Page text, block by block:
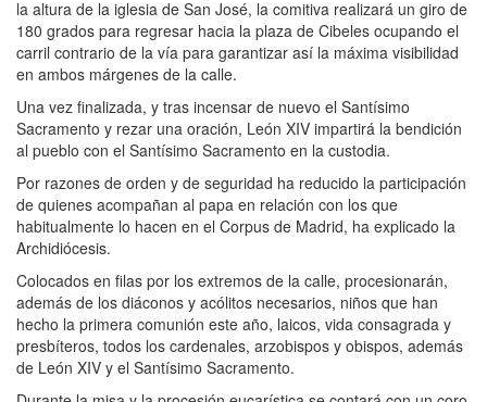
la altura de la iglesia de San José, la comitiva realizará un giro de
180 grados para regresar hacia la plaza de Cibeles ocupando el
carril contrario de la vía para garantizar así la máxima visibilidad
en ambos márgenes de la calle.
Una vez finalizada, y tras incensar de nuevo el Santísimo
Sacramento y rezar una oración, León XIV impartirá la bendición
al pueblo con el Santísimo Sacramento en la custodia.
Por razones de orden y de seguridad ha reducido la participación
de quienes acompañan al papa en relación con los que
habitualmente lo hacen en el Corpus de Madrid, ha explicado la
Archidiócesis.
Colocados en filas por los extremos de la calle, procesionarán,
además de los diáconos y acólitos necesarios, niños que han
hecho la primera comunión este año, laicos, vida consagrada y
presbíteros, todos los cardenales, arzobispos y obispos, además
de León XIV y el Santísimo Sacramento.